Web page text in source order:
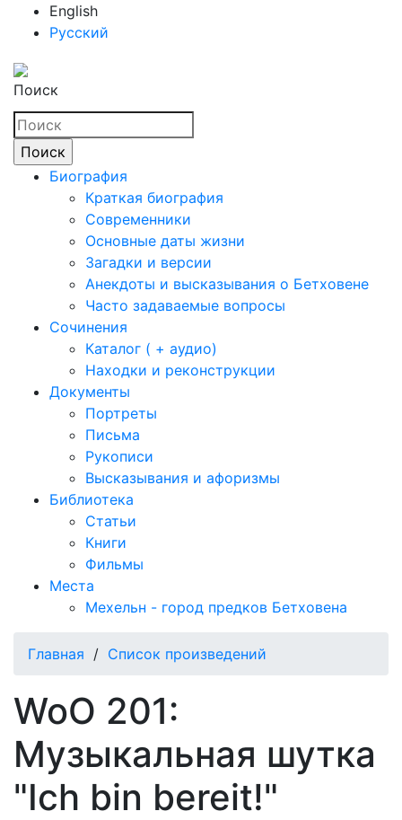
English
Русский
Поиск
Биография
Краткая биография
Современники
Основные даты жизни
Загадки и версии
Анекдоты и высказывания о Бетховене
Часто задаваемые вопросы
Сочинения
Каталог ( + аудио)
Находки и реконструкции
Документы
Портреты
Письма
Рукописи
Высказывания и афоризмы
Библиотека
Статьи
Книги
Фильмы
Места
Мехельн - город предков Бетховена
Главная / Список произведений
WoO 201:
Музыкальная шутка
"Ich bin bereit!"